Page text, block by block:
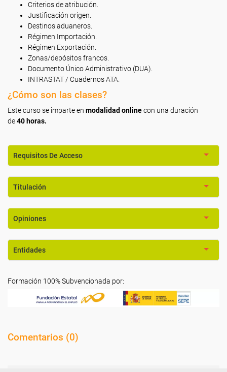
Criterios de atribución.
Justificación origen.
Destinos aduaneros.
Régimen Importación.
Régimen Exportación.
Zonas/depósitos francos.
Documento Único Administrativo (DUA).
INTRASTAT / Cuadernos ATA.
¿Cómo son las clases?
Este curso se imparte en modalidad onlinecon una duración
de40 horas.
Requisitos De Acceso
Titulación
Opiniones
Entidades
Formación 100% Subvencionada por:
Comentarios (0)